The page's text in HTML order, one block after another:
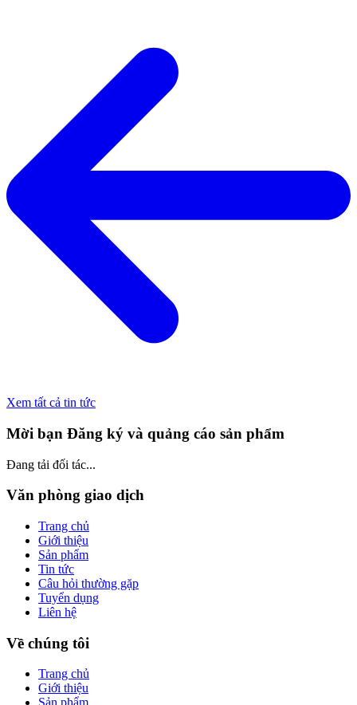
Xem tất cả tin tức
Mời bạn Đăng ký và quảng cáo sản phẩm
Đang tải đối tác...
Văn phòng giao dịch
Trang chủ
Giới thiệu
Sản phẩm
Tin tức
Câu hỏi thường gặp
Tuyển dụng
Liên hệ
Về chúng tôi
Trang chủ
Giới thiệu